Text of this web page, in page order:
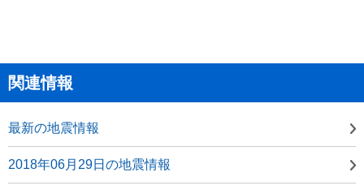
関連情報
最新の地震情報
2018年06月29日の地震情報